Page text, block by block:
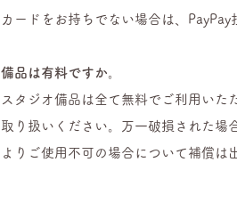
カードをお持ちでない場合は、
備品は有料ですか。
スタジオ備品は全て無料でご利用いた
取り扱いください。万一破損された場
よりご使用不可の場合について補償は